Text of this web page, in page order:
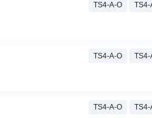
TS4-A-O TS4-
TS4-A-O TS4-
TS4-A-O TS4-